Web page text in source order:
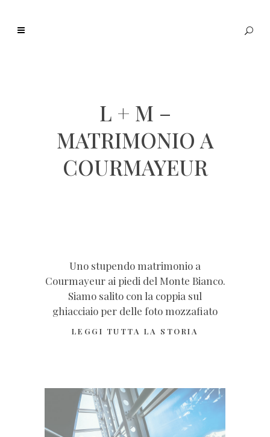
L + M –
MATRIMONIO A
COURMAYEUR
Uno stupendo matrimonio a
Courmayeur ai piedi del Monte Bianco.
Siamo salito con la coppia sul
ghiacciaio per delle foto mozzafiato
LEGGI TUTTA LA STORIA